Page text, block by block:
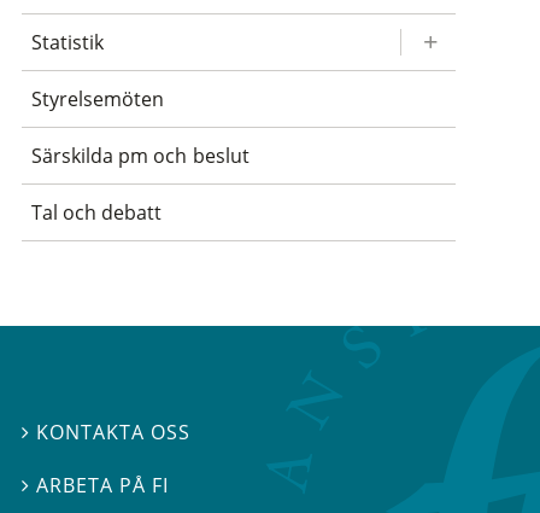
Statistik
Styrelsemöten
Särskilda pm och beslut
Tal och debatt
 KONTAKTA OSS
ARBETA PÅ FI